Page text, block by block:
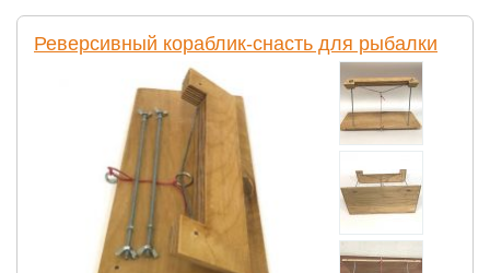
Реверсивный кораблик-снасть для рыбалки